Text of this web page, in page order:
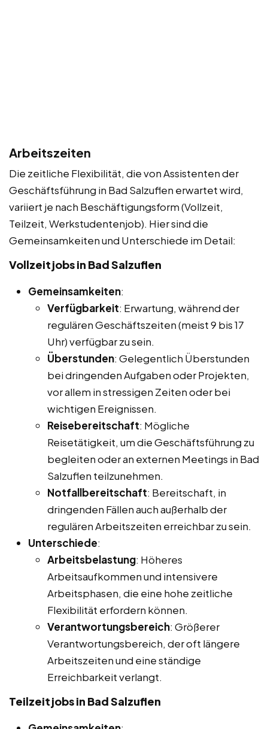
Arbeitszeiten
Die zeitliche Flexibilität, die von Assistenten der
Geschäftsführung in Bad Salzuflen erwartet wird,
variiert je nach Beschäftigungsform (Vollzeit,
Teilzeit, Werkstudentenjob). Hier sind die
Gemeinsamkeiten und Unterschiede im Detail:
Vollzeitjobs in Bad Salzuflen
Gemeinsamkeiten:
Verfügbarkeit: Erwartung, während der
regulären Geschäftszeiten (meist 9 bis 17
Uhr) verfügbar zu sein.
Überstunden: Gelegentlich Überstunden
bei dringenden Aufgaben oder Projekten,
vor allem in stressigen Zeiten oder bei
wichtigen Ereignissen.
Reisebereitschaft: Mögliche
Reisetätigkeit, um die Geschäftsführung zu
begleiten oder an externen Meetings in Bad
Salzuflen teilzunehmen.
Notfallbereitschaft: Bereitschaft, in
dringenden Fällen auch außerhalb der
regulären Arbeitszeiten erreichbar zu sein.
Unterschiede:
Arbeitsbelastung: Höheres
Arbeitsaufkommen und intensivere
Arbeitsphasen, die eine hohe zeitliche
Flexibilität erfordern können.
Verantwortungsbereich: Größerer
Verantwortungsbereich, der oft längere
Arbeitszeiten und eine ständige
Erreichbarkeit verlangt.
Teilzeitjobs in Bad Salzuflen